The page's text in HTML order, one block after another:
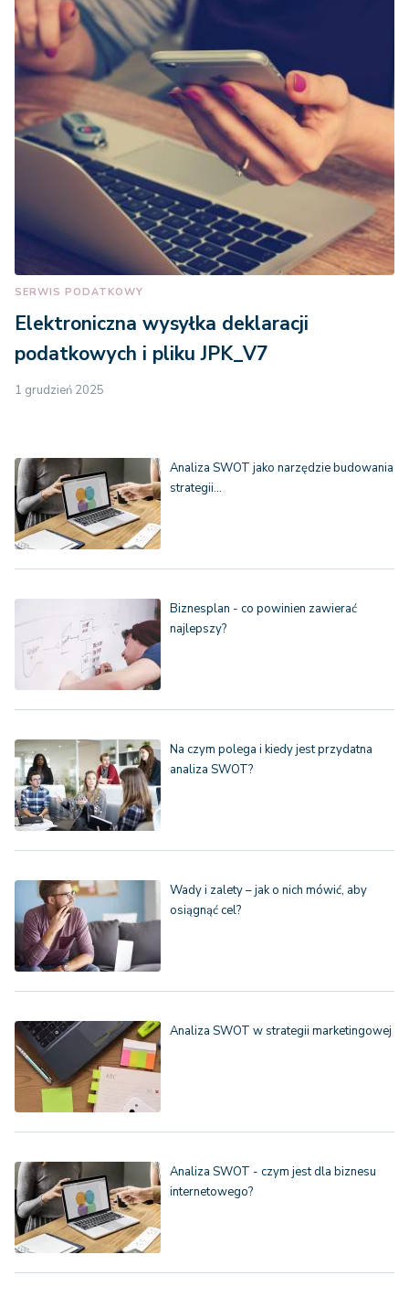
SERWIS PODATKOWY
Elektroniczna wysyłka deklaracji
podatkowych i pliku JPK_V7
1 grudzień 2025
Analiza SWOT jako narzędzie budowania
strategii…
Biznesplan - co powinien zawierać
najlepszy?
Na czym polega i kiedy jest przydatna
analiza SWOT?
Wady i zalety – jak o nich mówić, aby
osiągnąć cel?
Analiza SWOT w strategii marketingowej
Analiza SWOT - czym jest dla biznesu
internetowego?